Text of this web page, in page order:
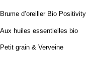
Brume d’oreiller Bio Positivity
Aux huiles essentielles bio
Petit grain & Verveine